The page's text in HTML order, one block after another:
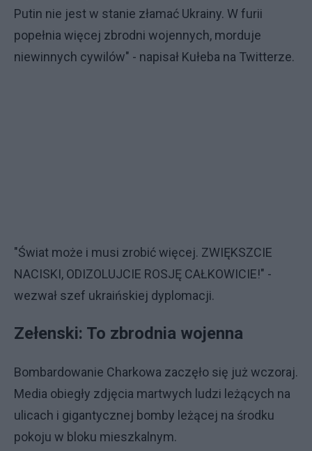
Putin nie jest w stanie złamać Ukrainy. W furii
popełnia więcej zbrodni wojennych, morduje
niewinnych cywilów" - napisał Kułeba na Twitterze.
"Świat może i musi zrobić więcej. ZWIĘKSZCIE
NACISKI, ODIZOLUJCIE ROSJĘ CAŁKOWICIE!" -
wezwał szef ukraińskiej dyplomacji.
Zełenski: To zbrodnia wojenna
Bombardowanie Charkowa zaczęło się już wczoraj.
Media obiegły zdjęcia martwych ludzi leżących na
ulicach i gigantycznej bomby leżącej na środku
pokoju w bloku mieszkalnym.